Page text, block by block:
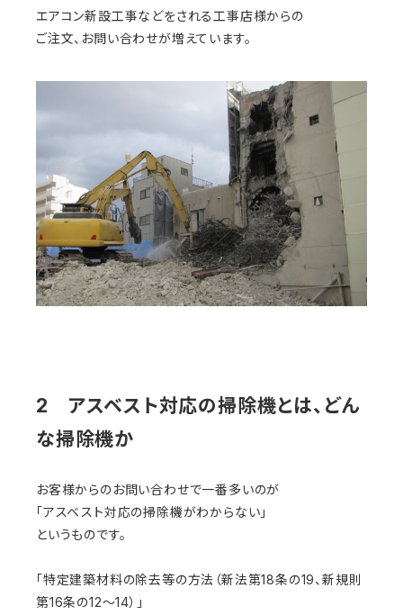
エアコン新設工事などをされる工事店様からの
ご注文、お問い合わせが増えています。
2 アスベスト対応の掃除機とは、どん
な掃除機か
お客様からのお問い合わせで一番多いのが
「アスベスト対応の掃除機がわからない」
というものです。
「特定建築材料の除去等の方法（新法第18条の19、新規則
第16条の12～14）」